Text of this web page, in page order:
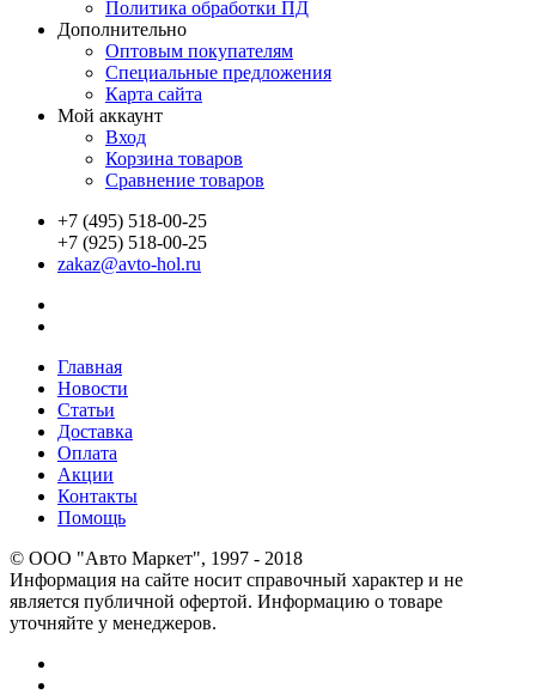
Политика обработки ПД
Дополнительно
Оптовым покупателям
Специальные предложения
Карта сайта
Мой аккаунт
Вход
Корзина товаров
Сравнение товаров
+7 (495) 518-00-25
+7 (925) 518-00-25
zakaz@avto-hol.ru
Главная
Новости
Статьи
Доставка
Оплата
Акции
Контакты
Помощь
© OOO "Авто Маркет", 1997 - 2018
Информация на сайте носит справочный характер и не
является публичной офертой. Информацию о товаре
уточняйте у менеджеров.